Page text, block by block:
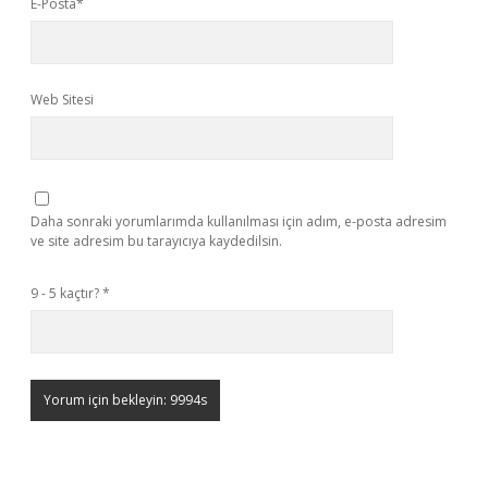
E-Posta*
Web Sitesi
Daha sonraki yorumlarımda kullanılması için adım, e-posta adresim
ve site adresim bu tarayıcıya kaydedilsin.
9 - 5 kaçtır?*